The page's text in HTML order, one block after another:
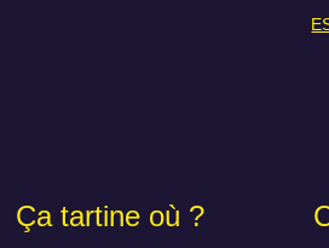
Ça tartine où ?